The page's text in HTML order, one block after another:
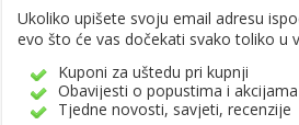
Ukoliko upišete svoju email adresu
evo što će vas dočekati svako toliko u
Kuponi za uštedu pri kupnji
Obavijesti o popustima i akcijama
Tjedne novosti, savjeti, recenzije